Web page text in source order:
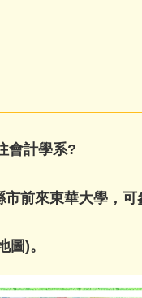
會計學系?
市前來東華大學，可
圖)。